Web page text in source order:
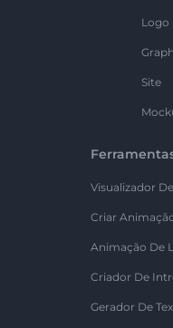
Logo
Site
Visualizador
Criar
Animação De
Criador De
Gerador De